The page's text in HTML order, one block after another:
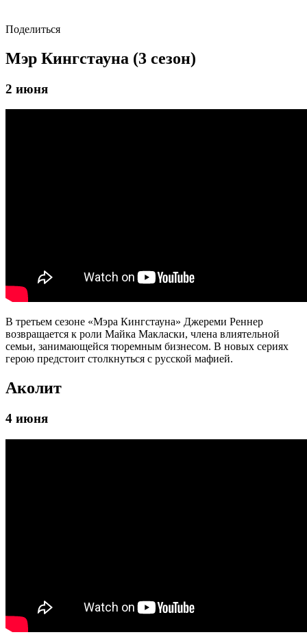
Поделиться
Мэр Кингстауна (3 сезон)
2 июня
В третьем сезоне «Мэра Кингстауна» Джереми Реннер
возвращается к роли Майка Макласки, члена влиятельной
семьи, занимающейся тюремным бизнесом. В новых сериях
герою предстоит столкнуться с русской мафией.
Аколит
4 июня